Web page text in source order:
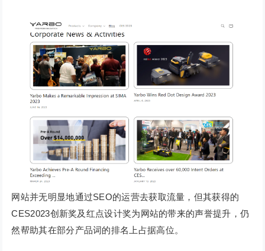
网站并无明显地通过SEO的运营去获取流量，但其获得的
CES2023创新奖及红点设计奖为网站的带来的声誉提升，仍
然帮助其在部分产品词的排名上占据高位。